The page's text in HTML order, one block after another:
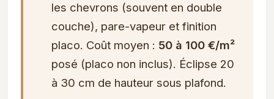
les chevrons (souvent en double
couche), pare-vapeur et finition
placo. Coût moyen : 50 à 100 €/m²
posé (placo non inclus). Éclipse 20
à 30 cm de hauteur sous plafond.